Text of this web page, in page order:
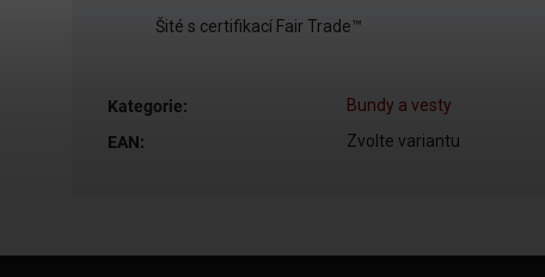
Šité s certifikací Fair Trade™
Kategorie:
Bundy a vesty
EAN: Zvolte variantu